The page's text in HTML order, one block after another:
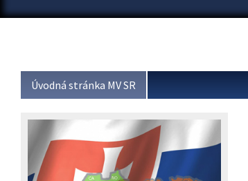
Úvodná stránka MV SR